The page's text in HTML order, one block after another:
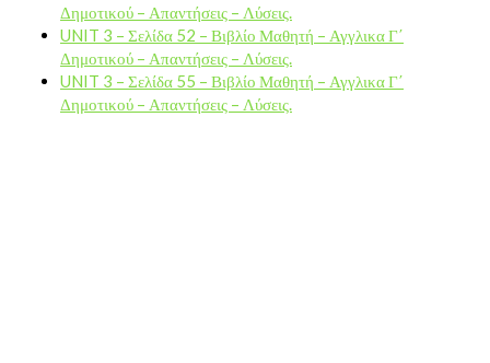
Δημοτικού – Απαντήσεις – Λύσεις.
UNIT 3 – Σελίδα 52 – Βιβλίο Μαθητή – Αγγλικα Γ΄
Δημοτικού – Απαντήσεις – Λύσεις.
UNIT 3 – Σελίδα 55 – Βιβλίο Μαθητή – Αγγλικα Γ΄
Δημοτικού – Απαντήσεις – Λύσεις.